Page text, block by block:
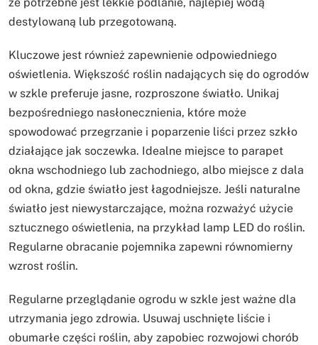
destylowaną lub przegotowaną.
Kluczowe jest również zapewnienie odpowiedniego
oświetlenia. Większość roślin nadających się do ogrodów
w szkle preferuje jasne, rozproszone światło. Unikaj
bezpośredniego nasłonecznienia, które może
spowodować przegrzanie i poparzenie liści przez szkło
działające jak soczewka. Idealne miejsce to parapet
okna wschodniego lub zachodniego, albo miejsce z dala
od okna, gdzie światło jest łagodniejsze. Jeśli naturalne
światło jest niewystarczające, można rozważyć użycie
sztucznego oświetlenia, na przykład lamp LED do roślin.
Regularne obracanie pojemnika zapewni równomierny
wzrost roślin.
Regularne przeglądanie ogrodu w szkle jest ważne dla
utrzymania jego zdrowia. Usuwaj uschnięte liście i
obumarłe części roślin, aby zapobiec rozwojowi chorób